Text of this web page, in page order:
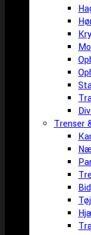
Trenser